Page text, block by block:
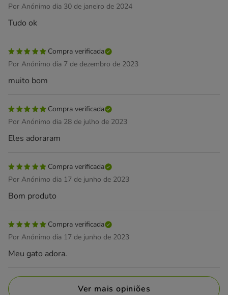
Por Anónimo dia 30 de janeiro de 2024
Tudo ok
Compra verificada
Por Anónimo dia 7 de dezembro de 2023
muito bom
Compra verificada
Por Anónimo dia 28 de julho de 2023
Eles adoraram
Compra verificada
Por Anónimo dia 17 de junho de 2023
Bom produto
Compra verificada
Por Anónimo dia 17 de junho de 2023
Meu gato adora.
Ver mais opiniões